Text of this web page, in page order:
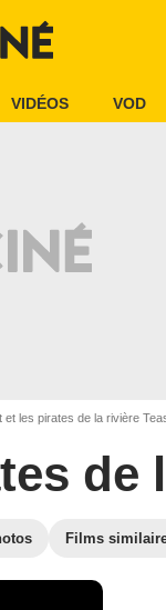
VIDÉOS VOD
et les pirates de la rivière
de
Films